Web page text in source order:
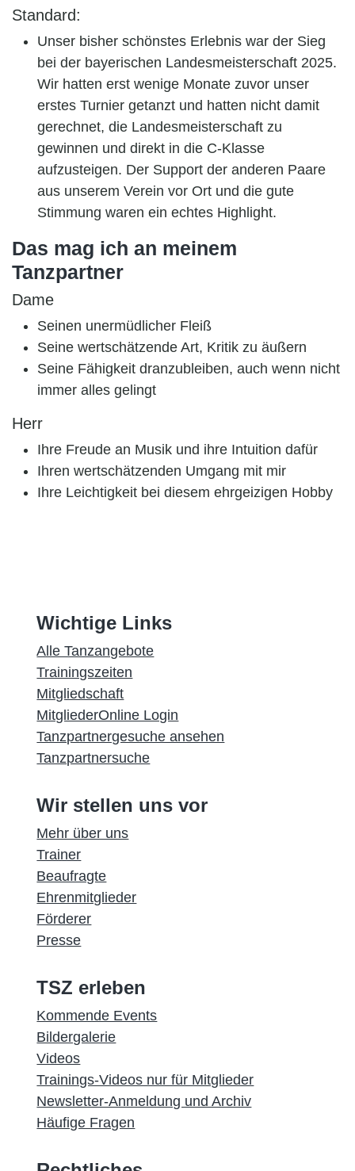
Standard:
Unser bisher schönstes Erlebnis war der Sieg
bei der bayerischen Landesmeisterschaft 2025.
Wir hatten erst wenige Monate zuvor unser
erstes Turnier getanzt und hatten nicht damit
gerechnet, die Landesmeisterschaft zu
gewinnen und direkt in die C-Klasse
aufzusteigen. Der Support der anderen Paare
aus unserem Verein vor Ort und die gute
Stimmung waren ein echtes Highlight.
Das mag ich an meinem
Tanzpartner
Dame
Seinen unermüdlicher Fleiß
Seine wertschätzende Art, Kritik zu äußern
Seine Fähigkeit dranzubleiben, auch wenn nicht
immer alles gelingt
Herr
Ihre Freude an Musik und ihre Intuition dafür
Ihren wertschätzenden Umgang mit mir
Ihre Leichtigkeit bei diesem ehrgeizigen Hobby
Wichtige Links
Alle Tanzangebote
Trainingszeiten
Mitgliedschaft
MitgliederOnline Login
Tanzpartnergesuche ansehen
Tanzpartnersuche
Wir stellen uns vor
Mehr über uns
Trainer
Beaufragte
Ehrenmitglieder
Förderer
Presse
TSZ erleben
Kommende Events
Bildergalerie
Videos
Trainings-Videos nur für Mitglieder
Newsletter-Anmeldung und Archiv
Häufige Fragen